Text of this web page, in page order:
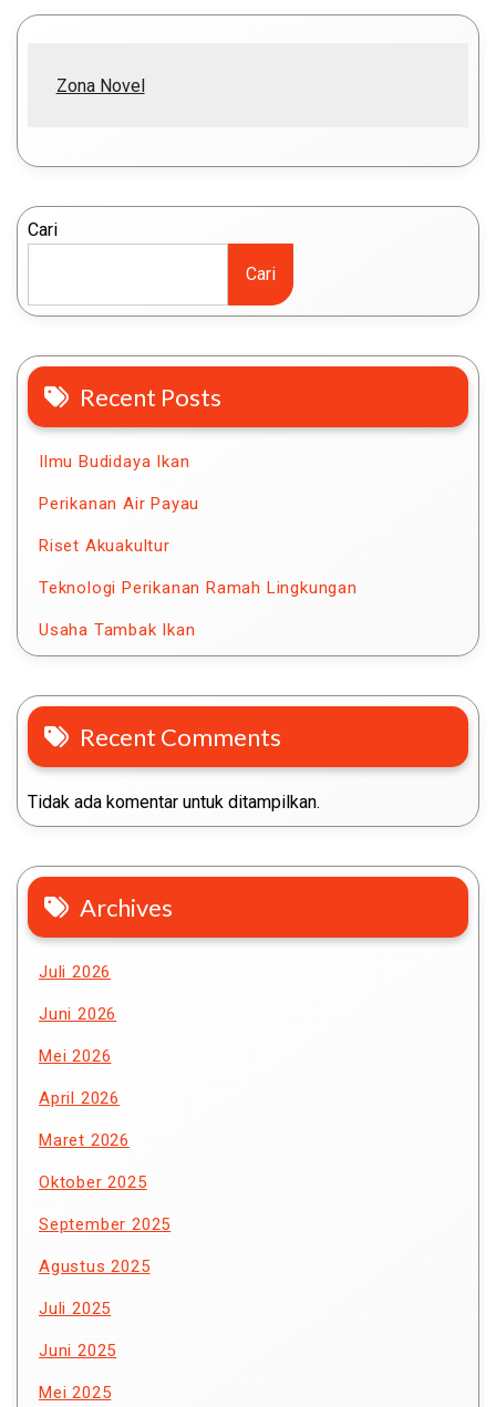
Zona Novel
Cari
Cari
Recent Posts
Ilmu Budidaya Ikan
Perikanan Air Payau
Riset Akuakultur
Teknologi Perikanan Ramah Lingkungan
Usaha Tambak Ikan
Recent Comments
Tidak ada komentar untuk ditampilkan.
Archives
Juli 2026
Juni 2026
Mei 2026
April 2026
Maret 2026
Oktober 2025
September 2025
Agustus 2025
Juli 2025
Juni 2025
Mei 2025